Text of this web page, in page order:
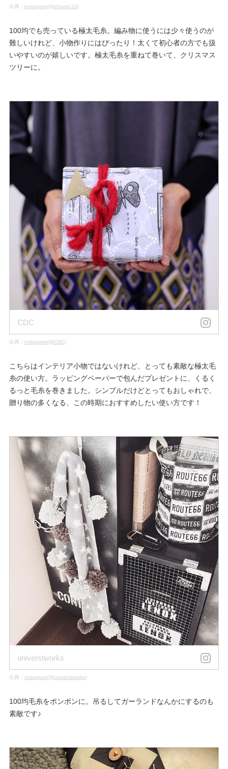
出典： instagram(@ehami123)
100均でも売っている極太毛糸。編み物に使うには少々使うのが
難しいけれど、小物作りにはぴったり！太くて初心者の方でも扱
いやすいのが嬉しいです。極太毛糸を重ねて巻いて、クリスマス
ツリーに。
CDC
出典： instagram(@CDC)
こちらはインテリア小物ではないけれど、とっても素敵な極太毛
糸の使い方。ラッピングペーパーで包んだプレゼントに、くるく
るっと毛糸を巻きました。シンプルだけどとってもおしゃれで、
贈り物の多くなる、この時期におすすめしたい使い方です！
universtworks
出典： instagram(@universtworks)
100均毛糸をポンポンに。吊るしてガーランドなんかにするのも
素敵です♪